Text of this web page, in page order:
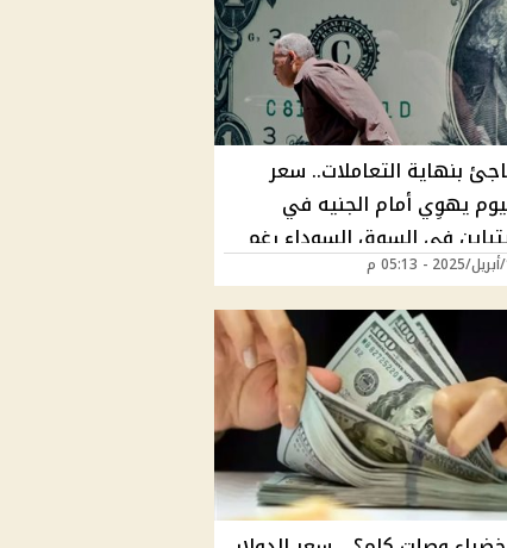
بنهاية التعاملات.. سعر
يهوِي أمام الجنيه في
في السوق السوداء رغم